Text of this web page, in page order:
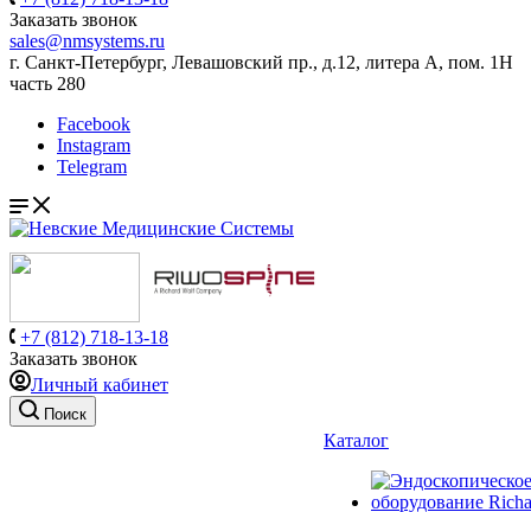
Заказать звонок
sales@nmsystems.ru
г. Санкт-Петербург, Левашовский пр., д.12, литера А, пом. 1Н
часть 280
Facebook
Instagram
Telegram
+7 (812) 718-13-18
Заказать звонок
Личный кабинет
Поиск
Каталог